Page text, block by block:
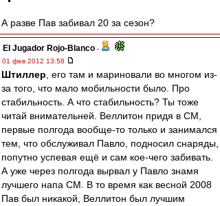
А разве Пав забивал 20 за сезон?
El Jugador Rojo-Blanco -
01 фев 2012 13:58
Штиллер , его там и мариновали во многом из-
за того, что мало мобильности было. Про
стабильность. А что стабильность? Ты тоже
читай внимательней. Веллитон придя в СМ,
первые полгода вообще-то только и занимался
тем, что обслуживал Павло, подносил снаряды,
попутно успевая ещё и сам кое-чего забивать.
А уже через полгода вырвал у Павло знамя
лучшего напа СМ. В то время как весной 2008
Пав был никакой, Веллитон был лучшим